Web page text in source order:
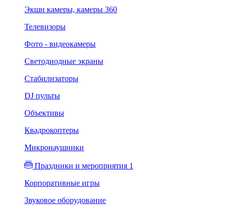
Экшн камеры, камеры 360
Телевизоры
Фото - видеокамеры
Светодиодные экраны
Стабилизаторы
DJ пульты
Объективы
Квадрокоптеры
Микронаушники
Праздники и мероприятия 1
Корпоративные игры
Звуковое оборудование